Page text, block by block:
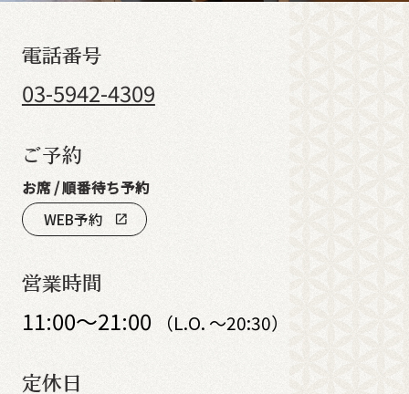
電話番号
03-5942-4309
ご予約
お席 / 順番待ち予約
WEB予約
open_in_new
営業時間
11:00～21:00 （L.O. ～20:30）
定休日